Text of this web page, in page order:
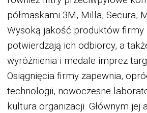
półmaskami 3M, Milla, Secura,
Wysoką jakość produktów firmy
potwierdzają ich odbiorcy, a
wyróżnienia i medale imprez
Osiągnięcia firmy zapewnia,
technologii, nowoczesne
kultura organizacji. Głównym jej